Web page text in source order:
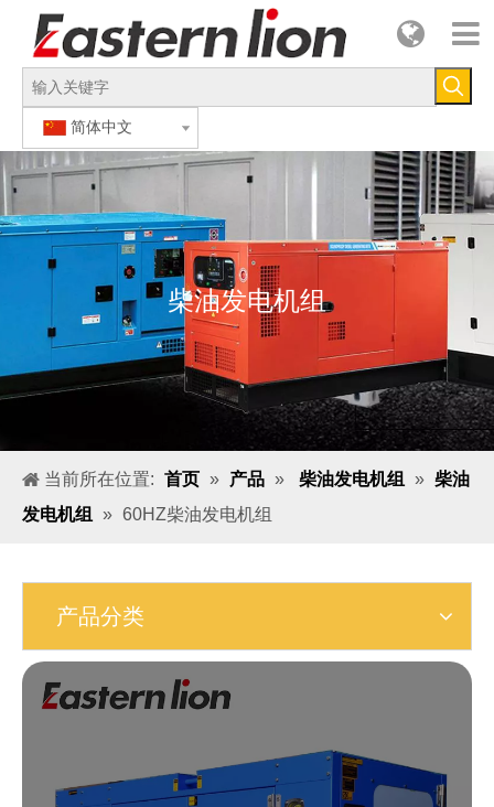
简体中文
柴油发电机组
当前所在位置: 首页 » 产品 » 柴油发电机组 » 柴油
发电机组
» 60HZ柴油发电机组
产品分类